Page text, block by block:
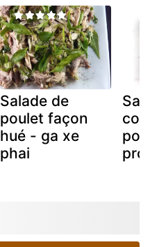
Salade de
poulet façon
hué - ga xe
phai